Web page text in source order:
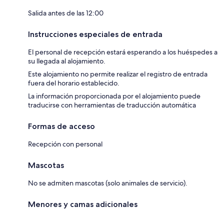
Salida antes de las 12:00
Instrucciones especiales de entrada
El personal de recepción estará esperando a los huéspedes a
su llegada al alojamiento.
Este alojamiento no permite realizar el registro de entrada
fuera del horario establecido.
La información proporcionada por el alojamiento puede
traducirse con herramientas de traducción automática
Formas de acceso
Recepción con personal
Mascotas
No se admiten mascotas (solo animales de servicio).
Menores y camas adicionales